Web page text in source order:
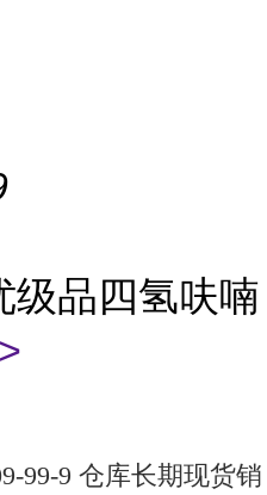
级品四氢呋喃
99-9 仓库长期现货销